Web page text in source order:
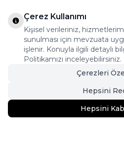
239,93TL199,95TL
Bostancı Mah. Dar yol Sok.
Kadıköy - İSTANBUL
info@cekmeceonline.com
Çerez Kullanımı
Kişisel verileriniz,
sunulması için mevzuata
işlenir. Konuyla ilgili detaylı
Politikamızı inceleyebilirsiniz.
Çerezleri
Hepsini
Hepsini